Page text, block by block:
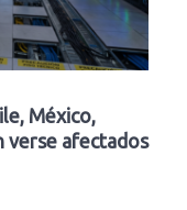
México,
verse afectados